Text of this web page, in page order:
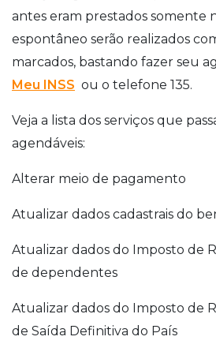
antes eram prestados somente
espontâneo serão realizados
marcados, bastando fazer seu
Meu INSS ou o telefone 135.
Veja a lista dos serviços que
agendáveis:
Alterar meio de pagamento
Atualizar dados cadastrais do
Atualizar dados do Imposto de
de dependentes
Atualizar dados do Imposto de
de Saída Definitiva do País